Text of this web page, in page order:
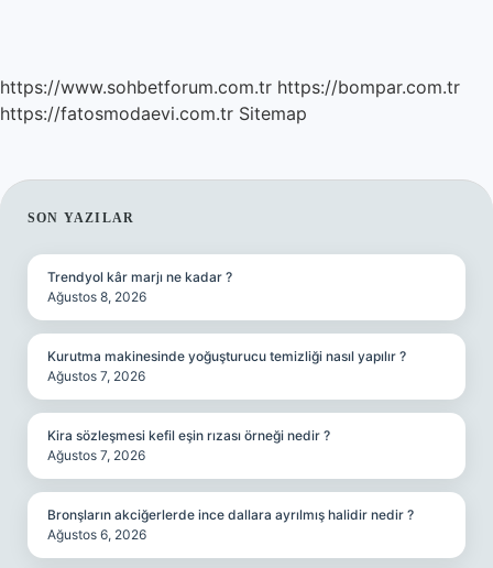
https://www.sohbetforum.com.tr https://bompar.com.tr
https://fatosmodaevi.com.tr Sitemap
SIDEBAR
SON YAZILAR
Trendyol kâr marjı ne kadar ?
Ağustos 8, 2026
Kurutma makinesinde yoğuşturucu temizliği nasıl yapılır ?
Ağustos 7, 2026
Kira sözleşmesi kefil eşin rızası örneği nedir ?
Ağustos 7, 2026
Bronşların akciğerlerde ince dallara ayrılmış halidir nedir ?
Ağustos 6, 2026